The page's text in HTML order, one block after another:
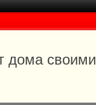
дома своими